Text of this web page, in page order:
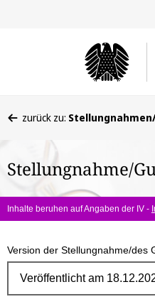
befinden
hier:
zurück zu:
Stellungnahme/
Inhalte beruhen auf Angaben der IV -
Version der Stellungnahme/des